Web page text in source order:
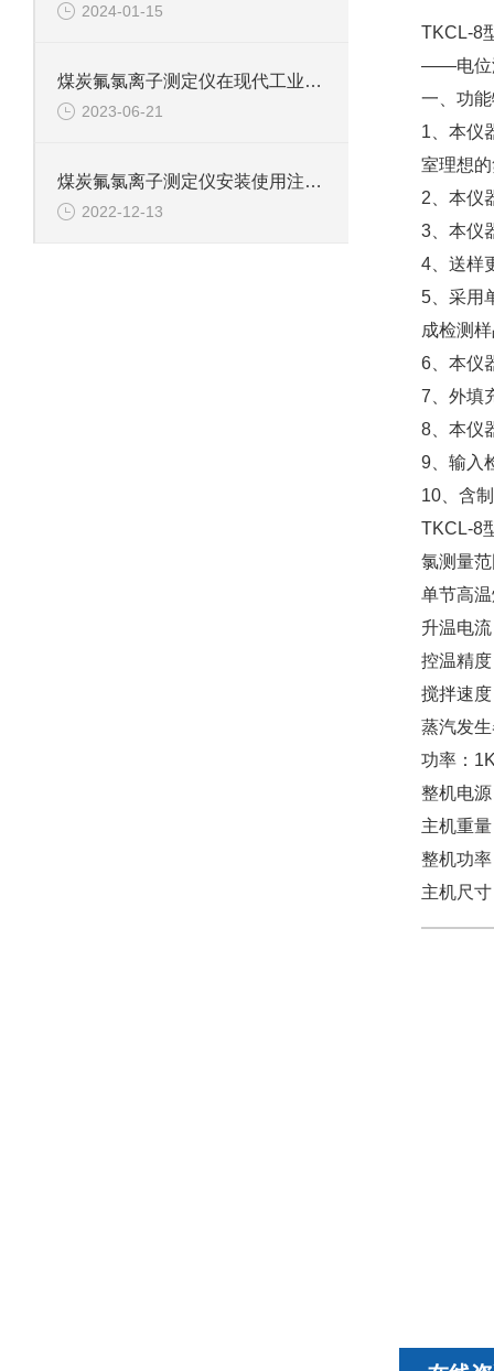
TKCL-8
——电位
一、功
1、本仪
室理想
2、本仪
3、本仪
4、送样
5、采用
成检测
6、本仪
7、外填
8、本仪
9、输入
10、含
TKCL-8
氯测量
单节高
升温电
控温精
搅拌速
蒸汽发
功率：
整机电
主机重
整机功
主机尺
2024-01-15
煤炭氟氯离子测定仪在现代工业生产及科学领域发挥着越来越重要的作用
2023-06-21
煤炭氟氯离子测定仪安装使用注意事项和日常维护
2022-12-13